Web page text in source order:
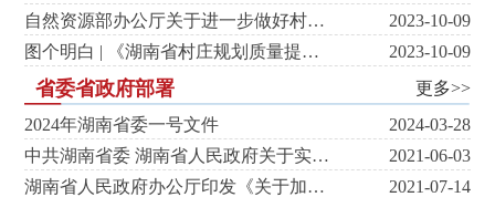
自然资源部办公厅关于进一步做好村庄规划工作的意见
2023-10-09
图个明白 | 《湖南省村庄规划质量提升工作方案》要点
2023-10-09
省委省政府部署
更多>>
2024年湖南省委一号文件
2024-03-28
中共湖南省委 湖南省人民政府关于实现巩固拓展脱贫攻坚成果同乡村振兴有效衔接的实施意见
2021-06-03
湖南省人民政府办公厅印发《关于加强村庄规划工作 服务全面推进乡村振兴的通知》
2021-07-14